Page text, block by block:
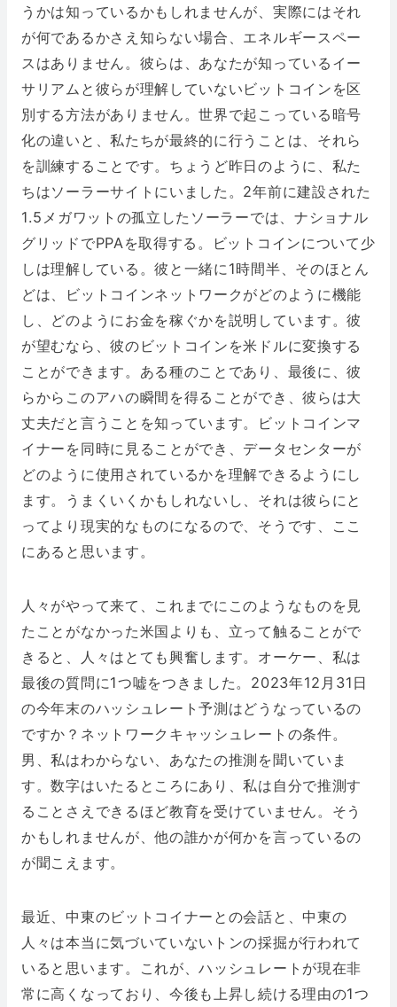
うかは知っているかもしれませんが、実際にはそれ
が何であるかさえ知らない場合、エネルギースペー
スはありません。彼らは、あなたが知っているイー
サリアムと彼らが理解していないビットコインを区
別する方法がありません。世界で起こっている暗号
化の違いと、私たちが最終的に行うことは、それら
を訓練することです。ちょうど昨日のように、私た
ちはソーラーサイトにいました。2年前に建設された
1.5メガワットの孤立したソーラーでは、ナショナル
グリッドでPPAを取得する。ビットコインについて少
しは理解している。彼と一緒に1時間半、そのほとん
どは、ビットコインネットワークがどのように機能
し、どのようにお金を稼ぐかを説明しています。彼
が望むなら、彼のビットコインを米ドルに変換する
ことができます。ある種のことであり、最後に、彼
らからこのアハの瞬間を得ることができ、彼らは大
丈夫だと言うことを知っています。ビットコインマ
イナーを同時に見ることができ、データセンターが
どのように使用されているかを理解できるようにし
ます。うまくいくかもしれないし、それは彼らにと
ってより現実的なものになるので、そうです、ここ
にあると思います。
人々がやって来て、これまでにこのようなものを見
たことがなかった米国よりも、立って触ることがで
きると、人々はとても興奮します。オーケー、私は
最後の質問に1つ嘘をつきました。2023年12月31日
の今年末のハッシュレート予測はどうなっているの
ですか？ネットワークキャッシュレートの条件。
男、私はわからない、あなたの推測を聞いていま
す。数字はいたるところにあり、私は自分で推測す
ることさえできるほど教育を受けていません。そう
かもしれませんが、他の誰かが何かを言っているの
が聞こえます。
最近、中東のビットコイナーとの会話と、中東の
人々は本当に気づいていないトンの採掘が行われて
いると思います。これが、ハッシュレートが現在非
常に高くなっており、今後も上昇し続ける理由の1つ